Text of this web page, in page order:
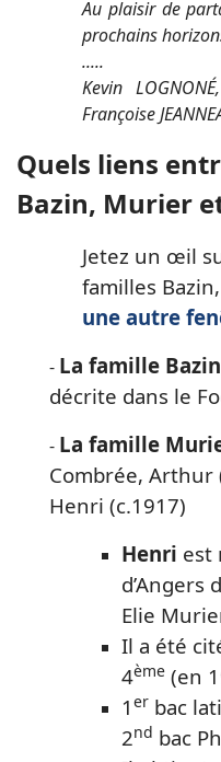
Au plaisir de
prochains
.....
Kevin
Françoise
Quels liens
Bazin, Murier
Jetez un œil
familles
une autre
- La famille
décrite dans le
- La famille
Combrée, Arthur
Henri (c.1917)
Henri est
d’Angers
Elie
Il a été
4ème (en
1 er bac
2nd bac